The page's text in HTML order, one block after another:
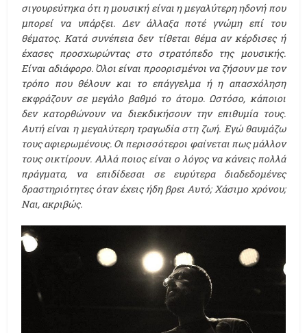
σιγουρεύτηκα ότι η μουσική είναι η μεγαλύτερη ηδονή που
μπορεί να υπάρξει. Δεν άλλαξα ποτέ γνώμη επί του
θέματος. Κατά συνέπεια δεν τίθεται θέμα αν κέρδισες ή
έχασες προσχωρώντας στο στρατόπεδο της μουσικής.
Είναι αδιάφορο. Όλοι είναι προορισμένοι να ζήσουν με τον
τρόπο που θέλουν και το επάγγελμα ή η απασχόληση
εκφράζουν σε μεγάλο βαθμό το άτομο. Ωστόσο, κάποιοι
δεν κατορθώνουν να διεκδικήσουν την επιθυμία τους.
Αυτή είναι η μεγαλύτερη τραγωδία στη ζωή. Εγώ θαυμάζω
τους αφιερωμένους. Οι περισσότεροι φαίνεται πως μάλλον
τους οικτίρουν. Αλλά ποιος είναι ο λόγος να κάνεις πολλά
πράγματα, να επιδίδεσαι σε ευρύτερα διαδεδομένες
δραστηριότητες όταν έχεις ήδη βρει Αυτό; Χάσιμο χρόνου;
Ναι, ακριβώς.